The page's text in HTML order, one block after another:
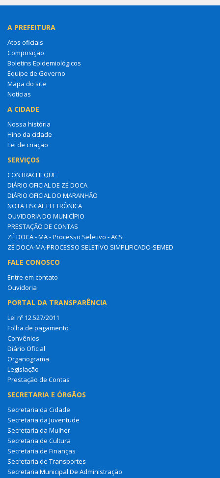
A PREFEITURA
Atos oficiais
Composição
Boletins Epidemiológicos
Equipe de Governo
Mapa do site
Notícias
A CIDADE
Nossa história
Hino da cidade
Lei de criação
SERVIÇOS
CONTRACHEQUE
DIÁRIO OFICIAL DE ZÉ DOCA
DIÁRIO OFICIAL DO MARANHÃO
NOTA FISCAL ELETRÔNICA
OUVIDORIA DO MUNICÍPIO
PRESTAÇÃO DE CONTAS
ZÉ DOCA - MA - Processo Seletivo - ACS
ZÉ DOCA-MA-PROCESSO SELETIVO SIMPLIFICADO-SEMED
FALE CONOSCO
Entre em contato
Ouvidoria
PORTAL DA TRANSPARÊNCIA
Lei nº 12.527/2011
Folha de pagamento
Convênios
Diário Oficial
Organograma
Legislação
Prestação de Contas
SECRETARIA E ÓRGÃOS
Secretaria da Cidade
Secretaria da Juventude
Secretaria da Mulher
Secretaria de Cultura
Secretaria de Finanças
Secretaria de Transportes
Secretaria Municipal De Administração